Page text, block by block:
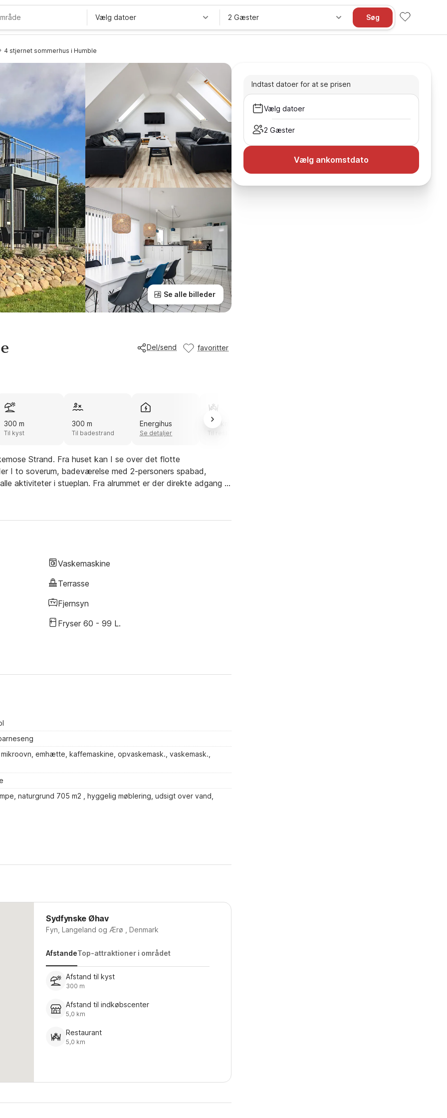
Vælg datoer 2 Gæster Søg
4 stjernet sommerhus i Humble
Se alle billeder
Del/send favoritter
300 m
Til kyst
300 m
Til badestrand
Energihus
Se detaljer
5,0 km
Til restaurant
Strand. Fra huset kan I se over det flotte
I to soverum, badeværelse med 2-personers spabad,
aktiviteter i stueplan. Fra alrummet er der direkte adgang til
er rigt udstyret med keramiske kogeplader,
for alt den 11 m² store balkon med en utrolig udsigt. De
og badebro 500 m fra huset og golfbane 200 m væk. Der
Vaskemaskine
Terrasse
Fjernsyn
Fryser 60 - 99 L.
emhætte, kaffemaskine, opvaskemask., vaskemask.,
naturgrund 705 m2 , hyggelig møblering, udsigt over vand,
Sydfynske Øhav
Fyn, Langeland og Ærø , Denmark
AfstandeTop-attraktioner i området
Afstand til kyst
300 m
Afstand til indkøbscenter
5,0 km
Restaurant
5,0 km
Indtast datoer for at se prisen
Vælg datoer
2 Gæster
Vælg ankomstdato